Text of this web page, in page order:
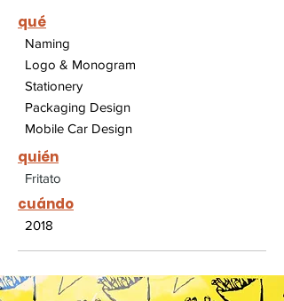
qué
Naming
Logo & Monogram
Stationery
Packaging Design
Mobile Car Design
quién
Fritato
cuándo
2018